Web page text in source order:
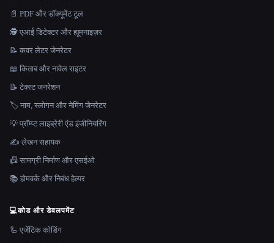
📄 PDF और डॉक्यूमेंट टूल
🕵️ एआई डिटेक्टर और ह्यूमनाइज़र
📝 कवर लेटर जेनरेटर
📖 किताब और नावेल राइटर
📝 टेक्स्ट जनरेशन
🏷️ नाम, स्लोगन और नेमिंग जेनरेटर
💡 प्रॉम्प्ट लाइब्रेरी एंड इंजीनियरिंग
✍️ लेखन सहायक
📠 सामग्री निर्माण और एसईओ
📚 होमवर्क और निबंध हेल्पर
💻कोड और डेवलपमेंट
🦾 एजेंटिक कोडिंग